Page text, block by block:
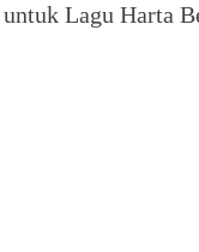
Lagu Harta